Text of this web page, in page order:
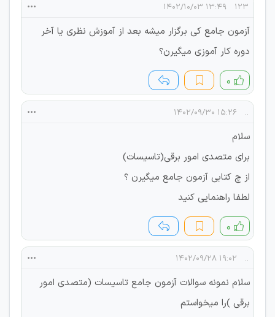
۱۲۳ ۱۳:۴۹ ۱۴۰۲/۱۰/۰۳
آزمون جامع کی برگزار میشه بعد از آموزش نظری یا آخر
دوره کار آموزی میگیرن؟
۰
.. ۱۵:۲۶ ۱۴۰۲/۰۹/۳۰
سلام
برای متصدی امور برقی(تاسیسات)
از چ کتابی آزمون جامع میگیرن ؟
لطفا راهنمایی کنید
۰
.. ۱۹:۰۲ ۱۴۰۲/۰۹/۲۸
سلام نمونه سوالات آزمون جامع تاسیسات (متصدی امور
برقی )را میخواستم